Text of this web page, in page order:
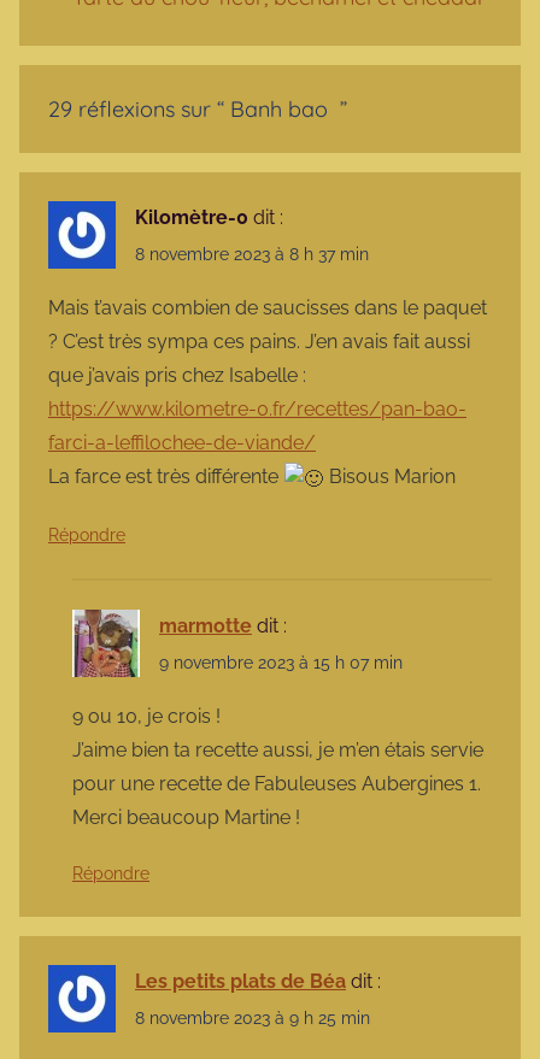
29 réflexions sur “ Banh bao ”
Kilomètre-0 dit :
8 novembre 2023 à 8 h 37 min
Mais t’avais combien de saucisses dans le paquet
? C’est très sympa ces pains. J’en avais fait aussi
que j’avais pris chez Isabelle :
https://www.kilometre-0.fr/recettes/pan-bao-
farci-a-leffilochee-de-viande/
La farce est très différente
Bisous Marion
Répondre
marmotte dit :
9 novembre 2023 à 15 h 07 min
9 ou 10, je crois !
J’aime bien ta recette aussi, je m’en étais servie
pour une recette de Fabuleuses Aubergines 1.
Merci beaucoup Martine !
Répondre
Les petits plats de Béa dit :
8 novembre 2023 à 9 h 25 min